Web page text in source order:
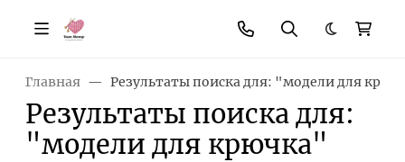
Темная
Главная Результаты поиска для: "модели для
Результаты поиска для:
"модели для крючка"